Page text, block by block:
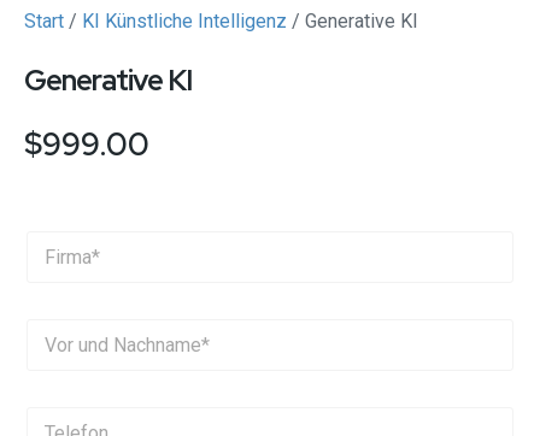
Start / KI Künstliche Intelligenz / Generative KI
Generative KI
$999.00